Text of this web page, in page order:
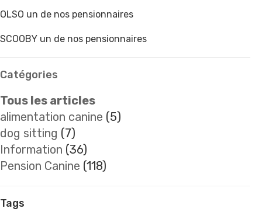
OLSO un de nos pensionnaires
SCOOBY un de nos pensionnaires
Catégories
Tous les articles
alimentation canine (5)
dog sitting (7)
Information (36)
Pension Canine (118)
Tags